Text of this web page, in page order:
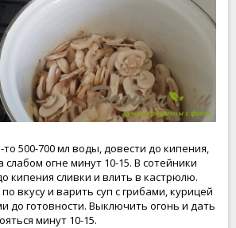
то 500-700 мл воды, довести до кипения,
слабом огне минут 10-15. В сотейники
кипения сливки и влить в кастрюлю.
вкусу и варить суп с грибами, курицей
до готовности. Выключить огонь и дать
минут 10-15.